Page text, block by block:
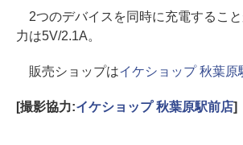
2つのデバイスを同時に充電するこ
力は5V/2.1A。
販売ショップはイケショップ 秋葉原
[撮影協力:イケショップ 秋葉原駅前店]